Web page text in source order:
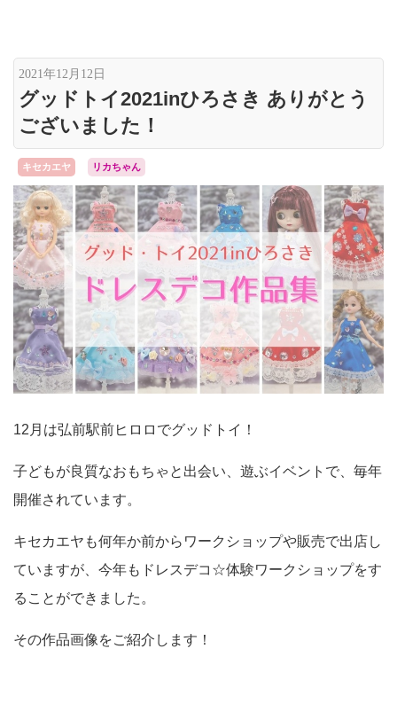
2021年12月12日
グッドトイ2021inひろさき ありがとう
ございました！
キセカエヤ リカちゃん
12月は弘前駅前ヒロロでグッドトイ！
子どもが良質なおもちゃと出会い、遊ぶイベントで、毎年
開催されています。
キセカエヤも何年か前からワークショップや販売で出店し
ていますが、今年もドレスデコ☆体験ワークショップをす
ることができました。
その作品画像をご紹介します！